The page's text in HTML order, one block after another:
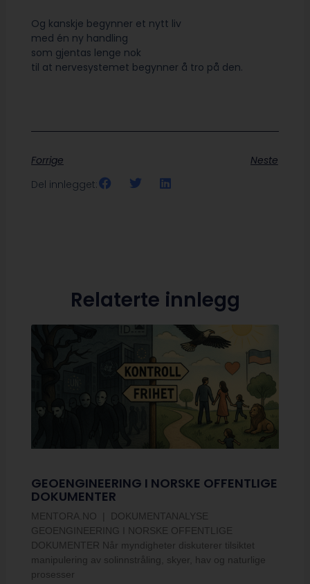
Og kanskje begynner et nytt liv
med én ny handling
som gjentas lenge nok
til at nervesystemet begynner å tro på den.
Forrige
Neste
Del innlegget:
Relaterte innlegg
GEOENGINEERING I NORSKE OFFENTLIGE
DOKUMENTER
MENTORA.NO | DOKUMENTANALYSE
GEOENGINEERING I NORSKE OFFENTLIGE
DOKUMENTER Når myndigheter diskuterer tilsiktet
manipulering av solinnstråling, skyer, hav og naturlige
prosesser